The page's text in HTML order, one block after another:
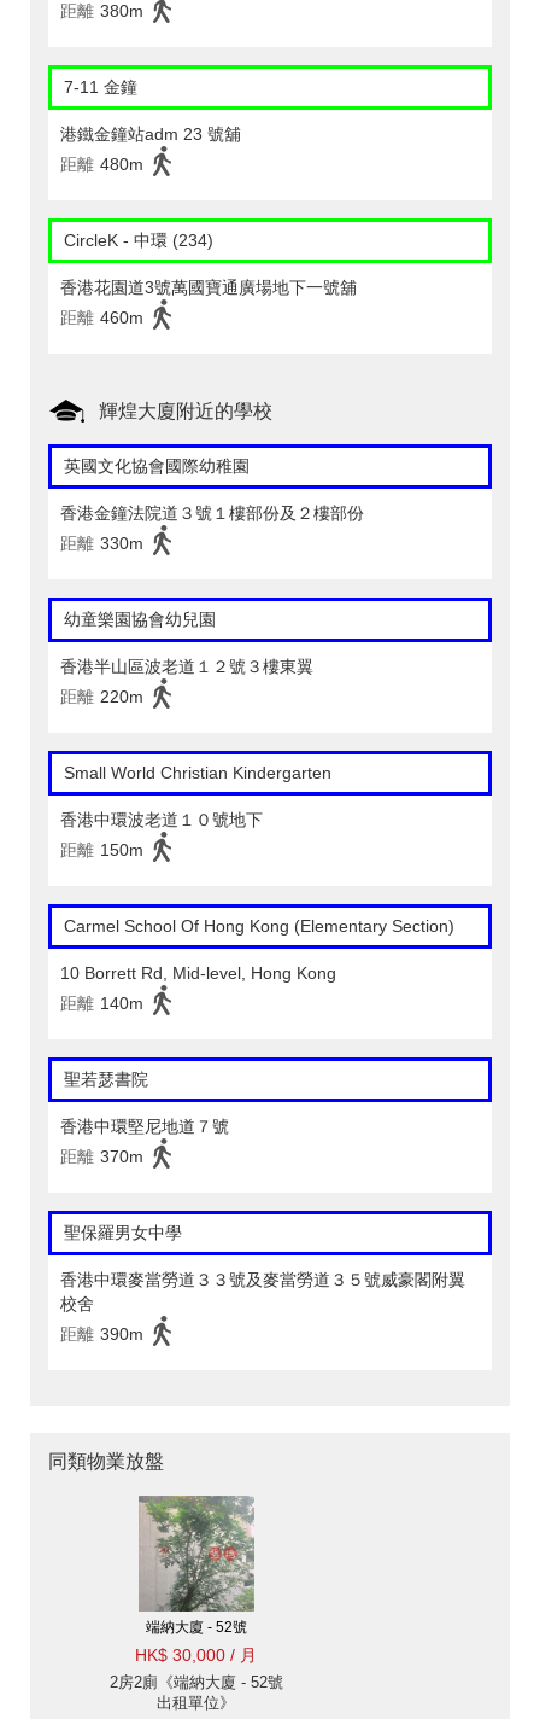
距離 380m
7-11 金鐘
港鐵金鐘站adm 23 號舖
距離 480m
CircleK - 中環 (234)
香港花園道3號萬國寶通廣場地下一號舖
距離 460m
輝煌大廈附近的學校
英國文化協會國際幼稚園
香港金鐘法院道３號１樓部份及２樓部份
距離 330m
幼童樂園協會幼兒園
香港半山區波老道１２號３樓東翼
距離 220m
Small World Christian Kindergarten
香港中環波老道１０號地下
距離 150m
Carmel School Of Hong Kong (Elementary Section)
10 Borrett Rd, Mid-level, Hong Kong
距離 140m
聖若瑟書院
香港中環堅尼地道７號
距離 370m
聖保羅男女中學
香港中環麥當勞道３３號及麥當勞道３５號威豪閣附翼
校舍
距離 390m
同類物業放盤
端納大廈 - 52號
HK$ 30,000 / 月
2房2廁《端納大廈 - 52號
出租單位》